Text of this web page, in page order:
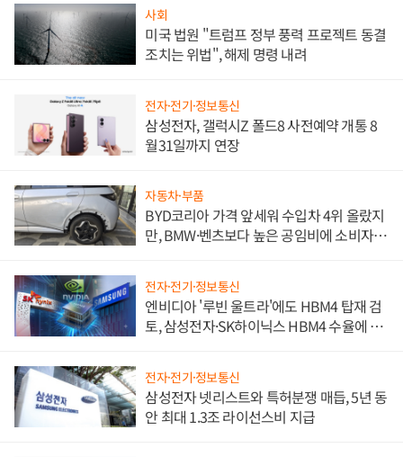
사회
미국 법원 "트럼프 정부 풍력 프로젝트 동결
조치는 위법", 해제 명령 내려
전자·전기·정보통신
삼성전자, 갤럭시Z 폴드8 사전예약 개통 8
월31일까지 연장
자동차·부품
BYD코리아 가격 앞세워 수입차 4위 올랐지
만, BMW·벤츠보다 높은 공임비에 소비자
전자·전기·정보통신
엔비디아 '루빈 울트라'에도 HBM4 탑재 검
토, 삼성전자·SK하이닉스 HBM4 수율에 주
전자·전기·정보통신
삼성전자 넷리스트와 특허분쟁 매듭, 5년 동
안 최대 1.3조 라이선스비 지급